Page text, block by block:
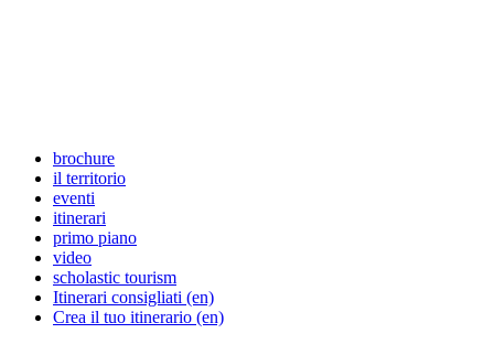
brochure
il territorio
eventi
itinerari
primo piano
video
scholastic tourism
Itinerari consigliati (en)
Crea il tuo itinerario (en)